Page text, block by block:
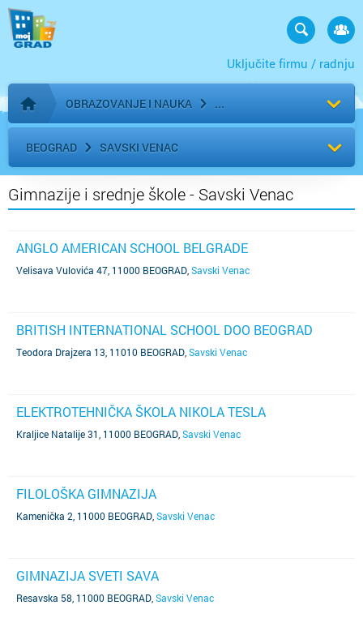
Uključite firmu / radnju
Početna stranica
OBRAZOVANJE I NAUKA
BEOGRAD SAVSKI VENAC
Gimnazije i srednje škole - Savski Venac
ANGLO AMERICAN SCHOOL BELGRADE
Velisava Vulovića 47, 11000 BEOGRAD Savski Venac
BRITISH INTERNATIONAL SCHOOL DOO BEOGRAD
Teodora Drajzera 13, 11010 BEOGRAD Savski Venac
ELEKTROTEHNIČKA ŠKOLA NIKOLA TESLA
Kraljice Natalije 31, 11000 BEOGRAD Savski Venac
FILOLOŠKA GIMNAZIJA
Kamenička 2, 11000 BEOGRAD Savski Venac
GIMNAZIJA SVETI SAVA
Resavska 58, 11000 BEOGRAD Savski Venac